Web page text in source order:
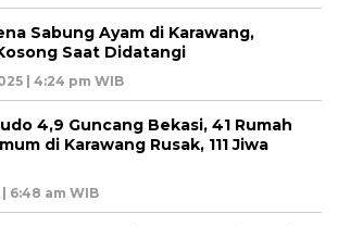
Sabung Ayam di Karawang,
Saat Didatangi
| 4:24 pm WIB
4,9 Guncang Bekasi, 41 Rumah
di Karawang Rusak, 111 Jiwa
6:48 am WIB